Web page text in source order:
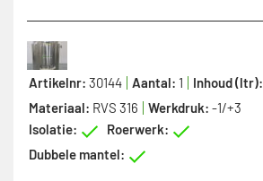
Artikelnr: 30144 Aantal: 1 Inhoud (ltr):
Materiaal: RVS 316 Werkdruk: -1/+3
Isolatie:
Roerwerk:
Dubbele mantel: